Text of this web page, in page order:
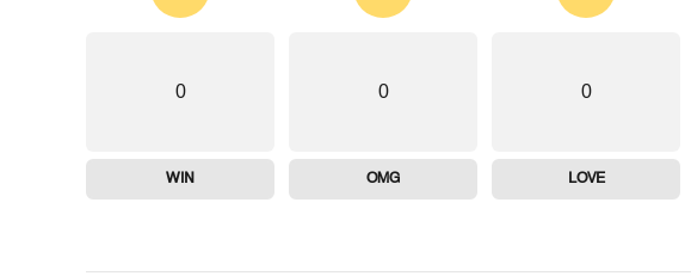
0
LOVE
0
OMG
0
WIN